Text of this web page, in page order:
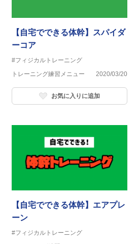
【自宅でできる体幹】スパイダ
ーコア
#フィジカルトレーニング
トレーニング練習メニュー
2020/03/20
お気に入りに追加
【自宅でできる体幹】エアプレ
ーン
#フィジカルトレーニング